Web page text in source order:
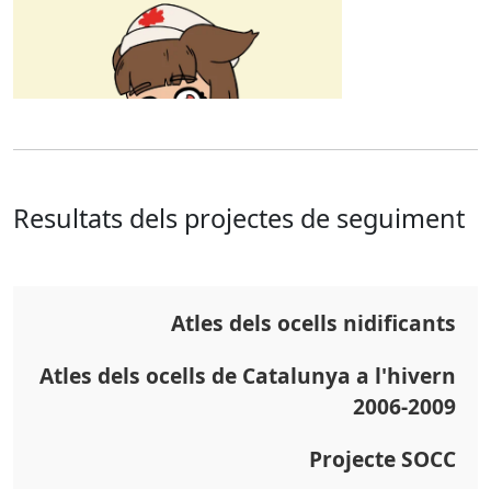
Resultats dels projectes de seguiment
Atles dels ocells nidificants
Atles dels ocells de Catalunya a l'hivern
2006-2009
Projecte SOCC